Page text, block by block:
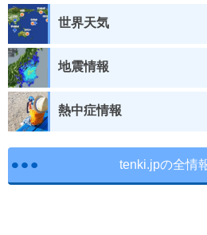
世界天気
地震情報
熱中症情報
tenki.jpの全情